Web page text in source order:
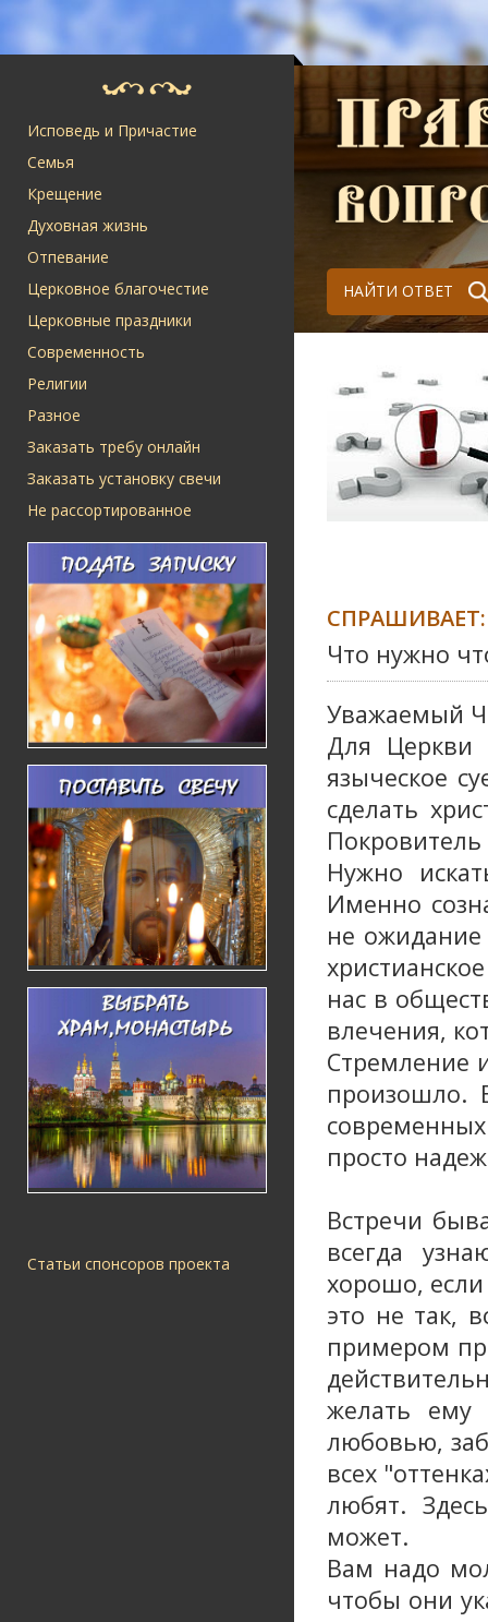
Исповедь и Причастие
Семья
Крещение
Духовная жизнь
Отпевание
Церковное благочестие
Церковные праздники
Современность
Религии
Разное
Заказать требу онлайн
Заказать установку свечи
Не рассортированное
Статьи спонсоров проекта
НАЙТИ ОТВЕТ
СПРАШИВАЕТ:
Что нужно
Уважаемый
Для Церкви
языческое
сделать
Покровитель
Нужно
Именно
не ожидание
нас в
влечения,
Стремление
произошло.
просто
Встречи
всегда
хорошо,
это не так,
примером
желать ему
любовью,
всех
любят.
может.
Вам надо
чтобы они